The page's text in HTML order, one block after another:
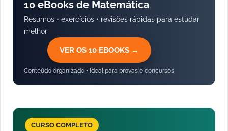
10 eBooks de Matemática
Resumos • exercícios • revisões rápidas para estudar
melhor
VER OS 10 EBOOKS →
Conteúdo organizado • ideal para provas e concursos
CURSO COMPLETO